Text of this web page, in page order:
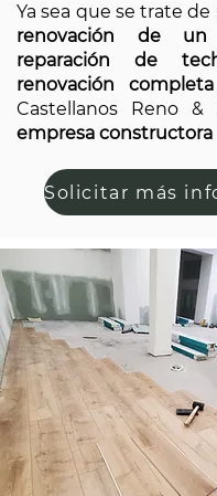
Ya sea que se trate de
renovación de
reparación de
renovación
Castellanos Reno &
empresa constructora